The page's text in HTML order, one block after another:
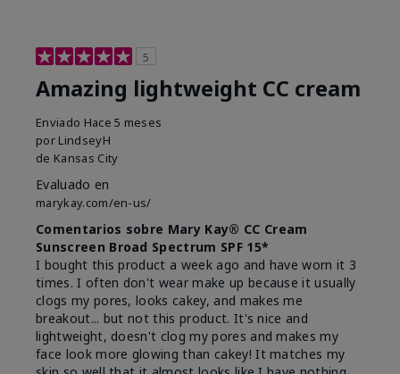
5
Amazing lightweight CC cream
Enviado Hace 5 meses
por LindseyH
de Kansas City
Evaluado en
marykay.com/en-us/
Comentarios sobre Mary Kay® CC Cream
Sunscreen Broad Spectrum SPF 15*
I bought this product a week ago and have worn it 3
times. I often don't wear make up because it usually
clogs my pores, looks cakey, and makes me
breakout... but not this product. It's nice and
lightweight, doesn't clog my pores and makes my
face look more glowing than cakey! It matches my